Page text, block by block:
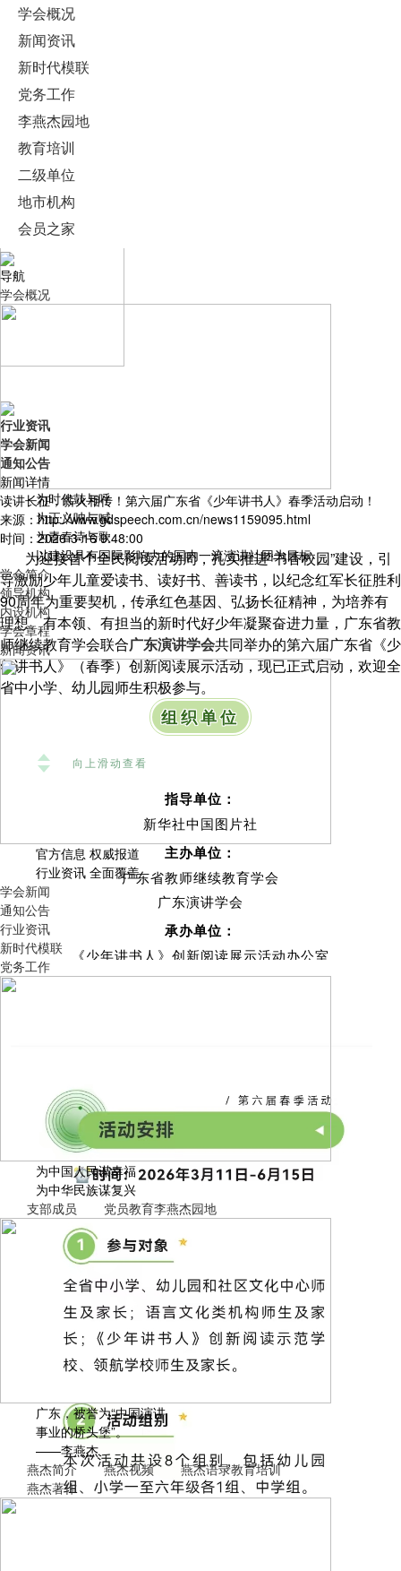
学会概况
新闻资讯
新时代模联
党务工作
李燕杰园地
教育培训
二级单位
地市机构
会员之家
导航
学会概况
为时代鼓与呼
为正义呐与喊
为青春诗与歌
以建设具有国际影响力的国内一流演讲社团为目标
学会简介
领导机构
内设机构
学会章程
新闻资讯
官方信息 权威报道
行业资讯 全面覆盖
学会新闻
通知公告
行业资讯
新时代模联
党务工作
为中国人民谋幸福
为中华民族谋复兴
支部成员
党员教育李燕杰园地
广东，被誉为“中国演讲
事业的桥头堡”。
——李燕杰
燕杰简介
燕杰视频
燕杰语录
燕杰著作
教育培训
行业资讯
学会新闻
通知公告
新闻详情
读讲长征，薪火相传！第六届广东省《少年讲书人》春季活动启动！
来源：http://www.gdspeech.com.cn/news1159095.html
时间：2026-3-16 9:48:00
为迎接首个全民阅读活动周，扎实推进“书香校园”建设，引
导激励少年儿童爱读书、读好书、善读书，以纪念红军长征胜利
90周年为重要契机，传承红色基因、弘扬长征精神，为培养有
理想、有本领、有担当的新时代好少年凝聚奋进力量，广东省教
师继续教育学会联合广东演讲学会共同举办的第六届广东省《少
年讲书人》（春季）创新阅读展示活动，现已正式启动， 欢迎全
省中小学、幼儿园师生积极参与。
组织单位
向上滑动查看
指导单位：
新华社中国图片社
主办单位：
广东省教师继续教育学会
广东演讲学会
承办单位：
《少年讲书人》创新阅读展示活动办公室
童年童悦电视艺术团
京师分级阅读研究中心
支持媒体：
人民资讯客户端
光明社教育家客户端
人民日报视频客户端
中央新影中学生频道《秀出风彩》《TV小主播》栏目